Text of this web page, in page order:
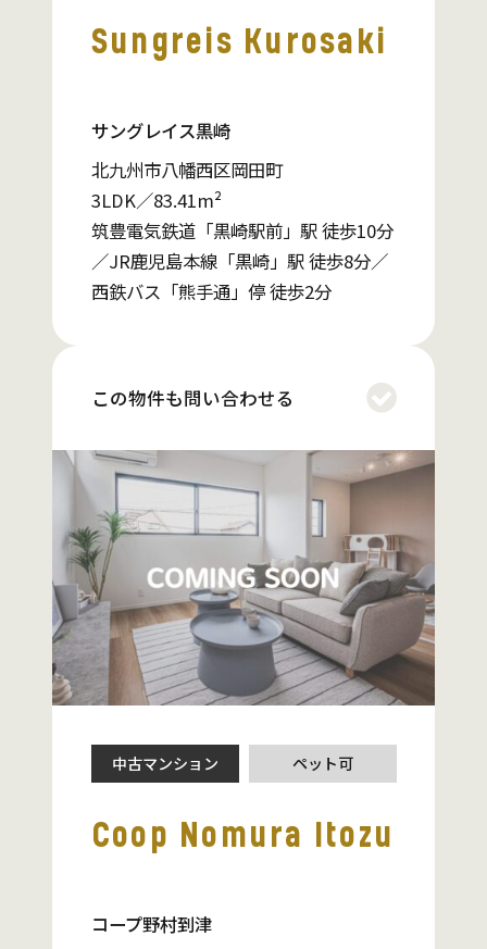
Sungreis Kurosaki
サングレイス黒崎
北九州市八幡西区岡田町
3LDK／83.41m²
筑豊電気鉄道「黒崎駅前」駅 徒歩10分
／JR鹿児島本線「黒崎」駅 徒歩8分／
西鉄バス「熊手通」停 徒歩2分
この物件も問い合わせる
中古マンション ペット可
Coop Nomura Itozu
コープ野村到津